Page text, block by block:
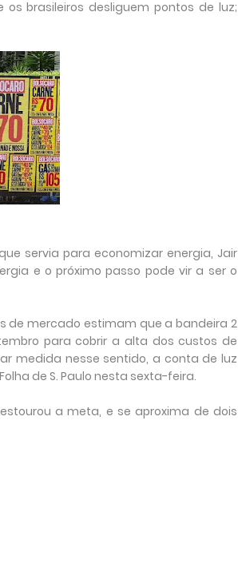
brasileiros desliguem pontos de luz;
servia para economizar energia, Jair
e o próximo passo pode vir a ser o
de mercado estimam que a bandeira 2
para cobrir a alta dos custos de
medida nesse sentido, a conta de luz
de S. Paulo nesta sexta-feira.
a meta, e se aproxima de dois